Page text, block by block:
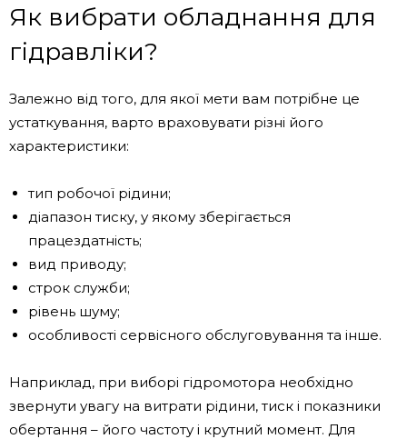
Як вибрати обладнання для
гідравліки?
Залежно від того, для якої мети вам потрібне це
устаткування, варто враховувати різні його
характеристики:
тип робочої рідини;
діапазон тиску, у якому зберігається
працездатність;
вид приводу;
строк служби;
рівень шуму;
особливості сервісного обслуговування та інше.
Наприклад, при виборі гідромотора необхідно
звернути увагу на витрати рідини, тиск і показники
обертання – його частоту і крутний момент. Для